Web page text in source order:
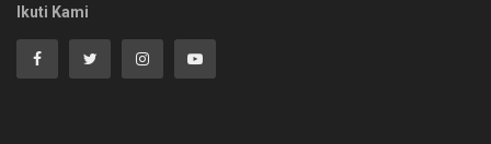
Ikuti Kami